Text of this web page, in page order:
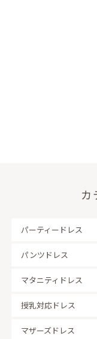
カ
パーティードレス
パンツドレス
マタニティドレス
授乳対応ドレス
マザーズドレス